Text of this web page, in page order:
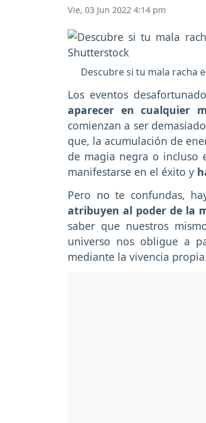
Vie, 03 Jun 2022 4:14 pm
Descubre si tu mala racha
Los eventos
aparecer en cualquier
comienzan a ser
que, la acumulación de
de magia negra o incluso
manifestarse en el éxito y
Pero no te confundas,
atribuyen al poder de la
saber que nuestros
universo nos obligue a
mediante la vivencia